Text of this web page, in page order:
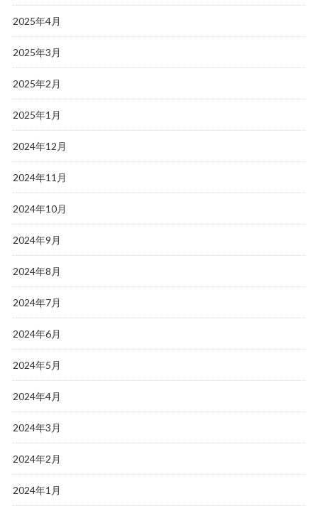
2025年4月
2025年3月
2025年2月
2025年1月
2024年12月
2024年11月
2024年10月
2024年9月
2024年8月
2024年7月
2024年6月
2024年5月
2024年4月
2024年3月
2024年2月
2024年1月